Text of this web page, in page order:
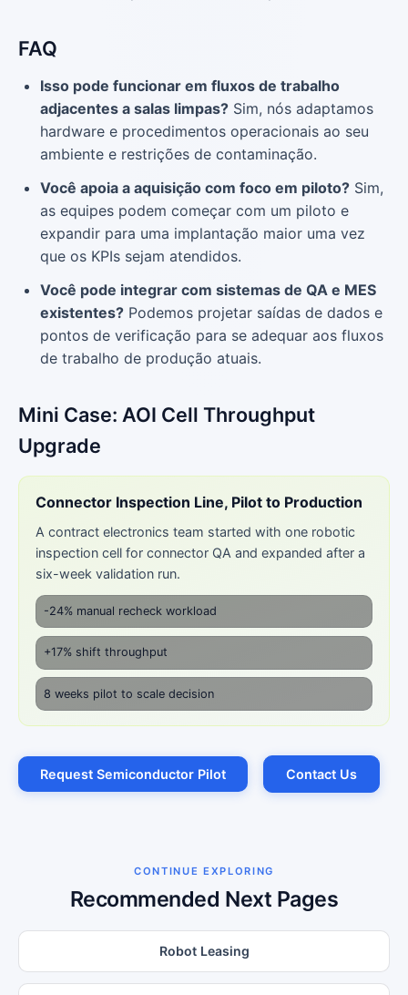
FAQ
Isso pode funcionar em fluxos de trabalho
adjacentes a salas limpas? Sim, nós adaptamos
hardware e procedimentos operacionais ao seu
ambiente e restrições de contaminação.
Você apoia a aquisição com foco em piloto? Sim,
as equipes podem começar com um piloto e
expandir para uma implantação maior uma vez
que os KPIs sejam atendidos.
Você pode integrar com sistemas de QA e MES
existentes? Podemos projetar saídas de dados e
pontos de verificação para se adequar aos fluxos
de trabalho de produção atuais.
Mini Case: AOI Cell Throughput
Upgrade
Connector Inspection Line, Pilot to Production
A contract electronics team started with one robotic
inspection cell for connector QA and expanded after a
six-week validation run.
-24% manual recheck workload
+17% shift throughput
8 weeks pilot to scale decision
Request Semiconductor Pilot Contact Us
CONTINUE EXPLORING
Recommended Next Pages
Robot Leasing